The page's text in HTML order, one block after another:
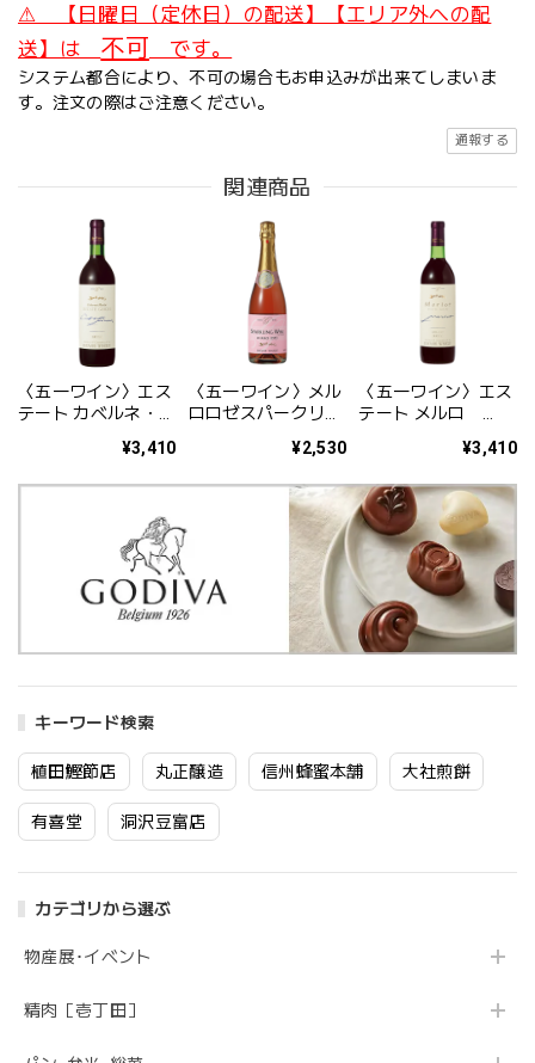
キーワード検索
植田鰹節店 丸正醸造 信州蜂蜜本舗 大社煎餅
有喜堂 洞沢豆富店
カテゴリから選ぶ
物産展･イベント
精肉［壱丁田］
⚠ 【日曜日（定休日）の配送】【エリア外への配
送】は 不可 です。
システム都合により、不可の場合もお申込みが出来てしまいま
す。注文の際はご注意ください。
通報する
関連商品
〈五一ワイン〉エス
テート カベルネ・メ
¥3,410
〈五一ワイン〉メル
ロロゼスパークリン
¥2,530
〈五一ワイン〉エス
テート メルロ
¥3,410